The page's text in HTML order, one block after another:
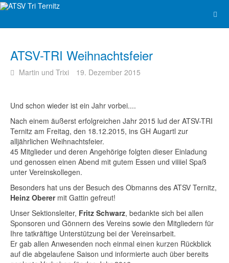
ATSV-TRI Weihnachtsfeier
Martin und Trixi 19. Dezember 2015
Und schon wieder ist ein Jahr vorbei....
Nach einem äußerst erfolgreichen Jahr 2015 lud der ATSV-TRI
Ternitz am Freitag, den 18.12.2015, ins GH Augartl zur
alljährlichen Weihnachtsfeier.
45 Mitglieder und deren Angehörige folgten dieser Einladung
und genossen einen Abend mit gutem Essen und viiiiel Spaß
unter Vereinskollegen.
Besonders hat uns der Besuch des Obmanns des ATSV Ternitz,
Heinz Oberermit Gattin gefreut!
Unser Sektionsleiter, Fritz Schwarz, bedankte sich bei allen
Sponsoren und Gönnern des Vereins sowie den Mitgliedern für
Ihre tatkräftige Unterstützung bei der Vereinsarbeit.
Er gab allen Anwesenden noch einmal einen kurzen Rückblick
auf die abgelaufene Saison und informierte auch über bereits